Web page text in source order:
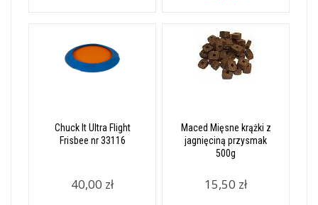
Chuck It Ultra Flight
Frisbee nr 33116
40,00 zł
Maced Mięsne krążki z
jagnięciną przysmak
500g
15,50 zł